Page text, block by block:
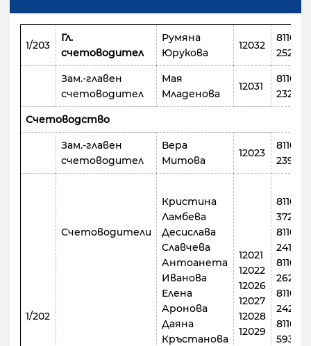
1/203
Гл.
счетоводител
Румяна
Юрукова
12032
8110
252
Зам.-главен
счетоводител
Мая
Младенова
12031
8110
232
Счетоводство
Зам.-главен
счетоводител
Вера
Митова
12023
8110
239
1/202
Счетоводители
Кристина
Ламбева
Десислава
Славчева
Антоанета
Иванова
Елена
Аронова
Даяна
Кръстанова
12021
12022
12026
12027
12028
12029
8110
372
8110
241
8110
262
8110
242
8110
593